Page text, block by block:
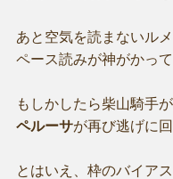
あと空気を読まないル
ペース読みが神がかっ
もしかしたら柴山騎手
ペルーサが再び逃げに
とはいえ、枠のバイア